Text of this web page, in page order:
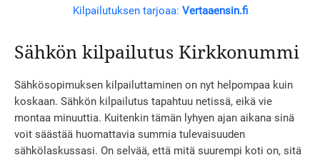
Kilpailutuksen tarjoaa: Vertaaensin.fi
Sähkön kilpailutus Kirkkonummi
Sähkösopimuksen kilpailuttaminen on nyt helpompaa kuin
koskaan. Sähkön kilpailutus tapahtuu netissä, eikä vie
montaa minuuttia. Kuitenkin tämän lyhyen ajan aikana sinä
voit säästää huomattavia summia tulevaisuuden
sähkölaskussasi. On selvää, että mitä suurempi koti on, sitä